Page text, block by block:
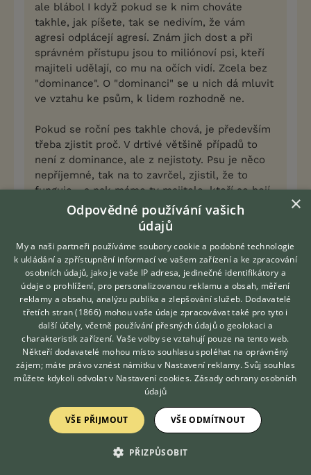
ale blábol I když pokud se k nim chováte
takhle, jak píšete, tak se nedivím, že vám
agresi odplácejí agresí. Znám jich dost a při
správném přístupu jsou to miliónoví psi, kteří
majiteli udělají, co mu na očích vidí. Zcela bez
"dominance". O "dominanci" se u nich dá mluvit
ve vztahu ke psům, k lidem rozhodně ne.
Pokud se roční pes takhle chová, je především
třeba zjistit proč. V drtivé většině případů to
není z dominance, ale z nejistoty. Psu je něco
nepříjemné, tak na to zavrčel, zjistil, že to
funguje... a pak máme ty majitele, kteří se bojí
sednout vedle vlastního psa na sedačku.
Přitom není nic jednoduššího, než psa naučit,
že když se blížím k sedačce, má se
automaticky uklidit na místo. Jednoduché,
naprosto bez jakéhokoliv povalování či nátlaku,
spokojený je nejen pán, ale i pes, protože ví, co
se od něj chce.
S důsledností stoprocentně souhlasím, to bez
debaty. Ovšem povalování na záda nemá s
důsledností nic společného. Je to jen šikana a
úplně zbytečná agrese.
Jistě, pokud je výchova zvládnutá, povalování na
záda není třeba......ale tady výchova zvládnutá
jistota. A co majitel s tím? na povel neposlechne, za
Hledáte zvířecího kamaráda?
Zdarma vám poradí
VETERINÁŘ ONLINE
KONZULTOVAT S
VETERINÁŘEM
×
Odpovědné používání vašich
údajů
My a naši partneři používáme soubory cookie a podobné technologie
k ukládání a zpřístupnění informací ve vašem zařízení a ke zpracování
osobních údajů, jako je vaše IP adresa, jedinečné identifikátory a
údaje o prohlížení, pro personalizovanou reklamu a obsah, měření
reklamy a obsahu, analýzu publika a zlepšování služeb. Dodavatelé
třetích stran (1866) mohou vaše údaje zpracovávat také pro tyto i
další účely, včetně používání přesných údajů o geolokaci a
charakteristik zařízení. Vaše volby se vztahují pouze na tento web.
Někteří dodavatelé mohou místo souhlasu spoléhat na oprávněný
zájem; máte právo vznést námitku v Nastavení reklamy. Svůj souhlas
můžete kdykoli odvolat v Nastavení cookies. Zásady ochrany osobních
údajů
VŠE PŘIJMOUT VŠE ODMÍTNOUT
PŘIZPŮSOBIT